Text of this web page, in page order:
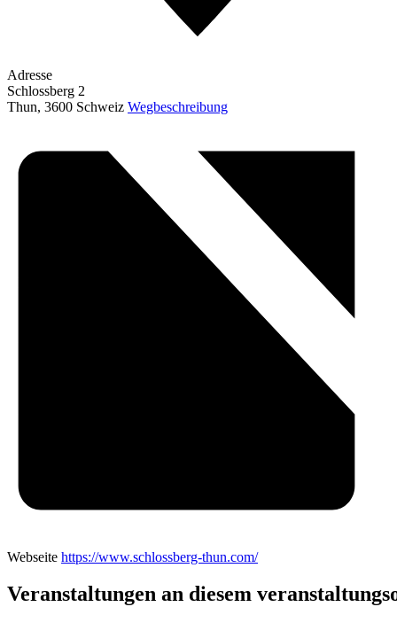
Adresse
Schlossberg 2
Thun, 3600 Schweiz Wegbeschreibung
Webseite https://www.schlossberg-thun.com/
Veranstaltungen an diesem